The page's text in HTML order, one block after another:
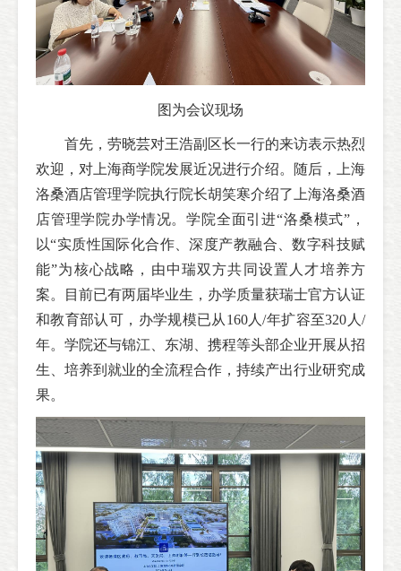
图为会议现场
首先，劳晓芸对王浩副区长一行的来访表示热烈
欢迎，对上海商学院发展近况进行介绍。随后，上海
洛桑酒店管理学院执行院长胡笑寒介绍了上海洛桑酒
店管理学院办学情况。学院全面引进“洛桑模式”，
以“实质性国际化合作、深度产教融合、数字科技赋
能”为核心战略，由中瑞双方共同设置人才培养方
案。目前已有两届毕业生，办学质量获瑞士官方认证
和教育部认可，办学规模已从160人/年扩容至320人/
年。学院还与锦江、东湖、携程等头部企业开展从招
生、培养到就业的全流程合作，持续产出行业研究成
果。